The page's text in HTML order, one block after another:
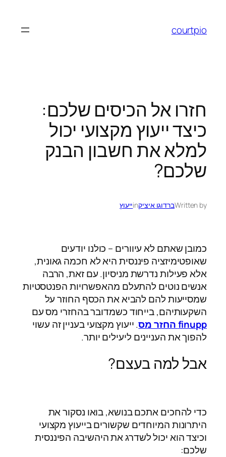
courtpio
חזרו אל הכיסים שלכם:
כיצד ייעוץ מקצועי יכול
למלא את חשבון הבנק
שלכם?
Written byברדוגו איציקinייעוץ
כמובן שאתם לא עיוורים – כולנו יודעים
שאופטימיזציה פיננסית היא לא חכמה גאונית,
אלא פעילות נדרשת מניסיון. עם זאת, הרבה
אנשים נוטים להתעלם מהאפשרויות הפנטסטיות
שמסייעות להם להביא את הכסף החוזר על
השקעותיהם, בייחוד כשמדובר בהחזרי מס עם
finupp החזר מס
. ייעוץ מקצועי בעניין זה עשוי
להפוך את העניינים ליעילים יותר.
אבל למה בעצם?
כדי להחכים אתכם בנושא, בואו נסקור את
היתרונות המיוחדים שקשורים בייעוץ מקצועי
וכיצד הוא יכול לשדרג את היהשיבה הפיננסית
שלכם: